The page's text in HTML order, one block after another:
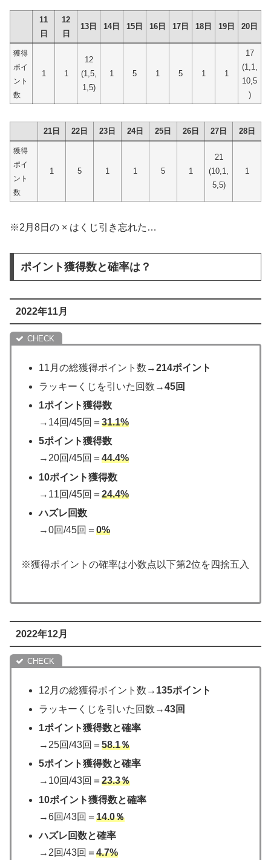
11
日
12
日
13日 14日 15日 16日 17日 18日 19日 20日
獲得
ポイ
ント
数
1 1
12
(1,5,
1,5)
1 5 1 5 1 1
17
(1,1,
10,5
)
21日 22日 23日 24日 25日 26日 27日 28日
獲得
ポイ
ント
数
1 5 1 1 5 1
21
(10,1,
5,5)
1
※2月8日の × はくじ引き忘れた…
ポイント獲得数と確率は？
2022年11月
11月の総獲得ポイント数→214ポイント
ラッキーくじを引いた回数→45回
1ポイント獲得数
→14回/45回＝31.1%
5ポイント獲得数
→20回/45回＝44.4%
10ポイント獲得数
→11回/45回＝24.4%
ハズレ回数
→0回/45回＝0%
※獲得ポイントの確率は小数点以下第2位を四捨五入
2022年12月
12月の総獲得ポイント数→ 135ポイント
ラッキーくじを引いた回数→43回
1ポイント獲得数と確率
→25回/43回＝58.1％
5ポイント獲得数と確率
→10回/43回＝23.3％
10ポイント獲得数と確率
→6回/43回＝14.0％
ハズレ回数と確率
→2回/43回＝4.7%